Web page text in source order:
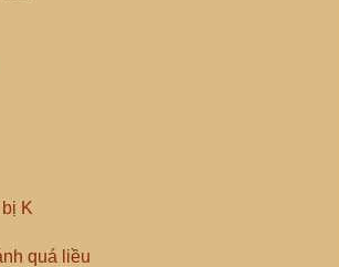
K
quá liều